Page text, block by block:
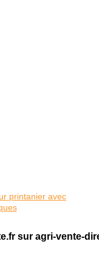
printanier avec
sur agri-vente-